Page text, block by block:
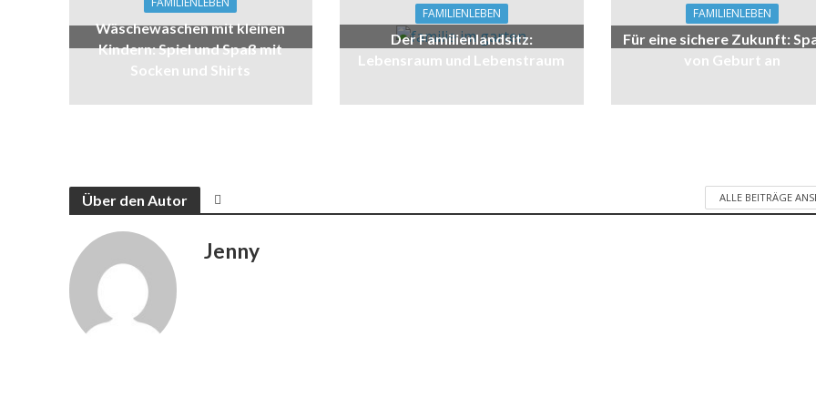
Wäschewaschen mit kleinen
Kindern: Spiel und Spaß mit
Socken und Shirts
FAMILIENLEBEN
Der Familienlandsitz:
Lebensraum und Lebenstraum
FAMILIENLEBEN
Für eine sichere Zukunft:
von Geburt an
Über den Autor ALLE BEITRÄGE
Jenny